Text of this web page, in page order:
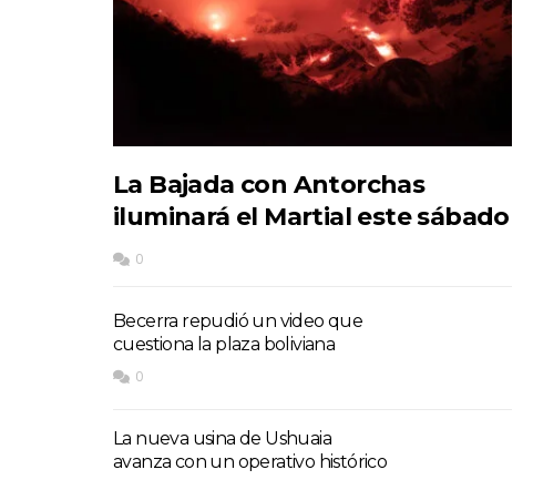
La Bajada con Antorchas
iluminará el Martial este sábado
0
Becerra repudió un video que
cuestiona la plaza boliviana
0
La nueva usina de Ushuaia
avanza con un operativo histórico